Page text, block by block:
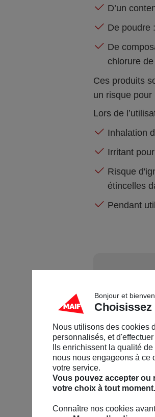
D’un
De poudre
De
chlorure
Ces produits
un risque pour
Lors de
Inhalation
Irritant
Risque
étincelles
Pendant
Il est
Ce sont des
Pour la
d'engin sans
Bonjour et
Nous utilisons des cookies
personnalisés, et
Ils enrichissent la qualité
nous nous engageons à ce
votre service.
Vous pouvez accepter ou
votre choix à tout moment.
Connaître nos cookies